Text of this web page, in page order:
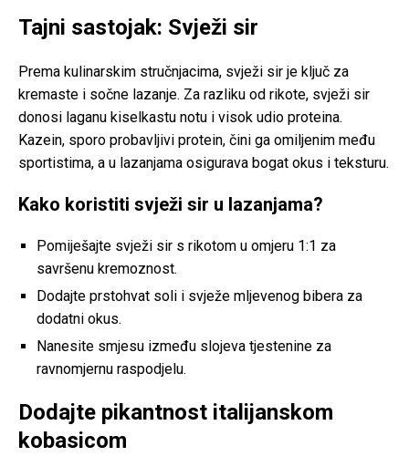
Tajni sastojak: Svježi sir
Prema kulinarskim stručnjacima, svježi sir je ključ za
kremaste i sočne lazanje. Za razliku od rikote, svježi sir
donosi laganu kiselkastu notu i visok udio proteina.
Kazein, sporo probavljivi protein, čini ga omiljenim među
sportistima, a u lazanjama osigurava bogat okus i teksturu.
Kako koristiti svježi sir u lazanjama?
Pomiješajte svježi sir s rikotom u omjeru 1:1 za
savršenu kremoznost.
Dodajte prstohvat soli i svježe mljevenog bibera za
dodatni okus.
Nanesite smjesu između slojeva tjestenine za
ravnomjernu raspodjelu.
Dodajte pikantnost italijanskom
kobasicom